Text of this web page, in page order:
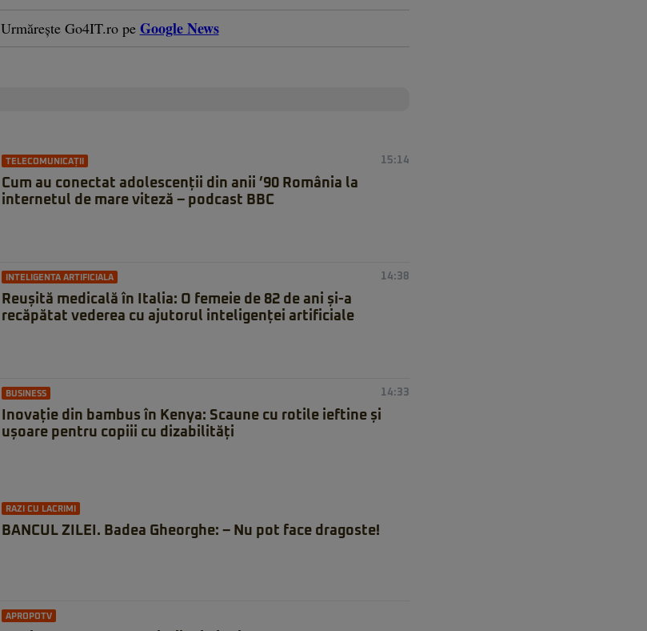
Urmărește Go4IT.ro pe Google News
TELECOMUNICAȚII 15:14
Cum au conectat adolescenții din anii ’90 România la
internetul de mare viteză – podcast BBC
INTELIGENTA ARTIFICIALA 14:38
Reușită medicală în Italia: O femeie de 82 de ani și-a
recăpătat vederea cu ajutorul inteligenței artificiale
BUSINESS 14:33
Inovație din bambus în Kenya: Scaune cu rotile ieftine și
ușoare pentru copiii cu dizabilități
RAZI CU LACRIMI
BANCUL ZILEI. Badea Gheorghe: – Nu pot face dragoste!
APROPOTV